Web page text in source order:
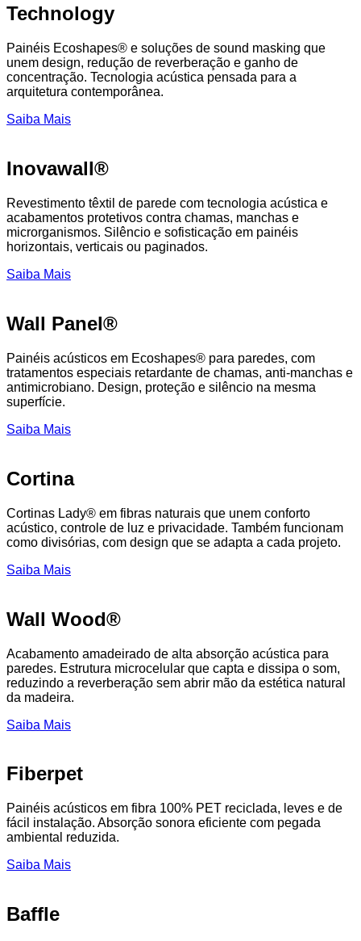
Technology
Painéis Ecoshapes® e soluções de sound masking que
unem design, redução de reverberação e ganho de
concentração. Tecnologia acústica pensada para a
arquitetura contemporânea.
Saiba Mais
Inovawall®
Revestimento têxtil de parede com tecnologia acústica e
acabamentos protetivos contra chamas, manchas e
microrganismos. Silêncio e sofisticação em painéis
horizontais, verticais ou paginados.
Saiba Mais
Wall Panel®
Painéis acústicos em Ecoshapes® para paredes, com
tratamentos especiais retardante de chamas, anti-manchas e
antimicrobiano. Design, proteção e silêncio na mesma
superfície.
Saiba Mais
Cortina
Cortinas Lady® em fibras naturais que unem conforto
acústico, controle de luz e privacidade. Também funcionam
como divisórias, com design que se adapta a cada projeto.
Saiba Mais
Wall Wood®
Acabamento amadeirado de alta absorção acústica para
paredes. Estrutura microcelular que capta e dissipa o som,
reduzindo a reverberação sem abrir mão da estética natural
da madeira.
Saiba Mais
Fiberpet
Painéis acústicos em fibra 100% PET reciclada, leves e de
fácil instalação. Absorção sonora eficiente com pegada
ambiental reduzida.
Saiba Mais
Baffle